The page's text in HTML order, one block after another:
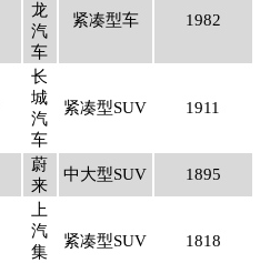
龙
汽
车
紧凑型车 1982
长
城
汽
车
紧凑型SUV 1911
蔚
来
中大型SUV 1895
上
汽
集
紧凑型SUV 1818